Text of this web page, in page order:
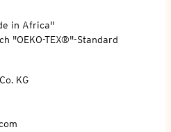
in Africa"
"OEKO-TEX®"-Standard
KG